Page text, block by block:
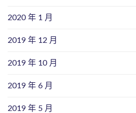
2020 年 1 月
2019 年 12 月
2019 年 10 月
2019 年 6 月
2019 年 5 月